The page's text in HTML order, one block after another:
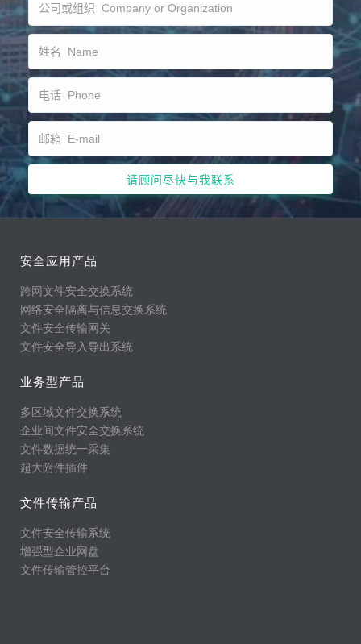
安全应用产品
跨网文件安全交换系统
网络安全隔离与信息交换系统
文件安全传输网关
文件安全导入导出系统
业务型产品
多区域文件交换系统
企业间文件安全交换系统
文件数据统一采集
超大附件插件
文件传输产品
文件安全传输系统
增强型企业网盘
文件传输管控平台